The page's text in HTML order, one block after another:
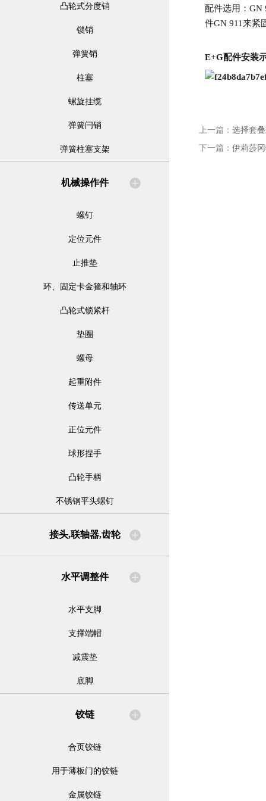
凸轮式分度销
锁销
弹簧销
柱塞
螺旋挂缆
弹簧闩销
弹簧柱塞支架
机械操作件
螺钉
定位元件
止推垫
环、固定卡金箍和轴环
凸轮式锁紧杆
垫圈
螺母
起重附件
传送单元
正位元件
球形捏手
凸轮手柄
不锈钢平头螺钉
接头,联轴器,齿轮
水平调整件
水平支脚
支撑端帽
减震垫
底脚
铰链
合页铰链
用于薄板门的铰链
金属铰链
配件选用：GN
件GN 911来紧
E+G配件安装
上一篇： 选择套
下一篇： 伊莉莎